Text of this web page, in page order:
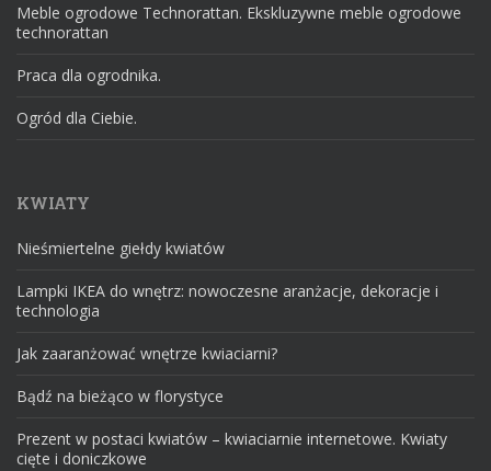
Meble ogrodowe Technorattan. Ekskluzywne meble ogrodowe
technorattan
Praca dla ogrodnika.
Ogród dla Ciebie.
KWIATY
Nieśmiertelne giełdy kwiatów
Lampki IKEA do wnętrz: nowoczesne aranżacje, dekoracje i
technologia
Jak zaaranżować wnętrze kwiaciarni?
Bądź na bieżąco w florystyce
Prezent w postaci kwiatów – kwiaciarnie internetowe. Kwiaty
cięte i doniczkowe